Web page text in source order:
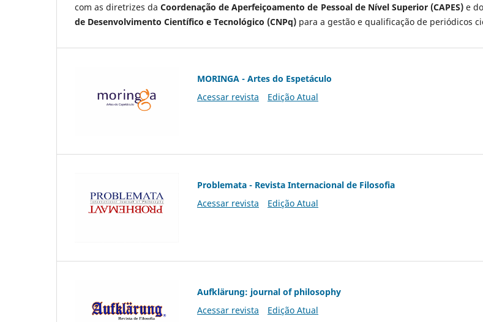
com as diretrizes daCoordenação de Aperfeiçoamento de Pessoal de Nível Superior (CAPES)e do
de Desenvolvimento Científico e Tecnológico (CNPq) para a gestão e qualificação de periódicos
MORINGA - Artes do Espetáculo
Acessar revista
Edição Atual
Problemata - Revista Internacional de Filosofia
Acessar revista
Edição Atual
Aufklärung: journal of philosophy
Acessar revista
Edição Atual